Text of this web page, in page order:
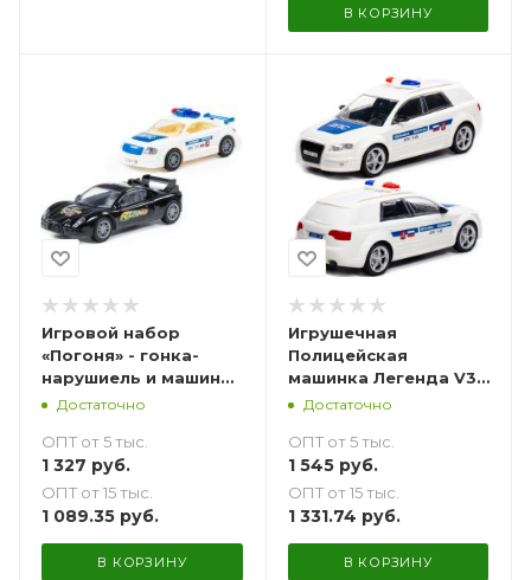
В КОРЗИНУ
Игровой набор
«Погоня» - гонка-
нарушиель и машина
ДПС (инерционные)
Достаточно
ОПТ от 5 тыс.
1 327 руб.
ОПТ от 15 тыс.
1 089.35 руб.
В КОРЗИНУ
Игрушечная
Полицейская
машинка Легенда V3
ДПС 35 см
Достаточно
ОПТ от 5 тыс.
1 545руб.
ОПТ от 15 тыс.
1 331.74 руб.
В КОРЗИНУ